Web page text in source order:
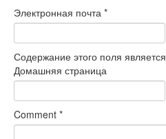
Электронная почта *
Содержание этого поля
Домашняя страница
Comment *